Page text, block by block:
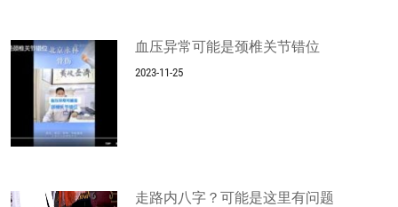
血压异常可能是颈椎关节错位
2023-11-25
走路内八字？可能是这里有问题